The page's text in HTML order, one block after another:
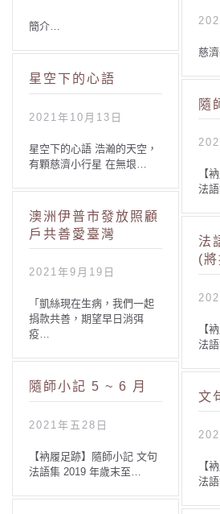
簡介…
星空下的心語
2021年10月13日
星空下的心語 浩瀚的天空，
有顆慈濟小行星 在無垠…
慈
澳洲伊普市發放照顧
戶共善愛臺灣
2021年9月19日
「凱絲現在生病，我們一起
捐款共善，期望早日消弭
疫…
隨
【
法
隨師小記 5 ~ 6 月
2021年五28日
【衲履足跡】隨師小記 文句
法語集 2019 年歲末至…
法
(
【
法
文
【
法